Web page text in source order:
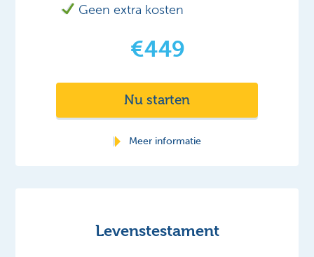
Geen extra kosten
€449
Nu starten
Meer informatie
Levenstestament